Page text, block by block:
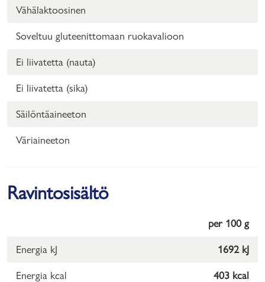
Vähälaktoosinen
Soveltuu gluteenittomaan ruokavalioon
Ei liivatetta (nauta)
Ei liivatetta (sika)
Säilöntäaineeton
Väriaineeton
Ravintosisältö
per 100 g
Energia kJ 1692 kJ
Energia kcal 403 kcal